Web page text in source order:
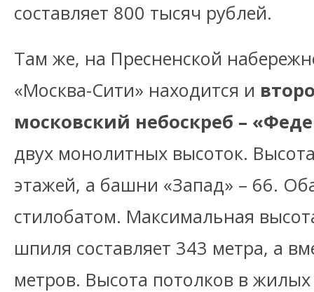
составляет 800 тысяч рублей.
Там же, на Пресненской
«Москва-Сити» находится и
московский небоскреб –
двух монолитных высоток.
этажей, а башни «Запад» – 66.
стилобатом. Максимальная
шпиля составляет 343 метра, а
метров. Высота потолков в